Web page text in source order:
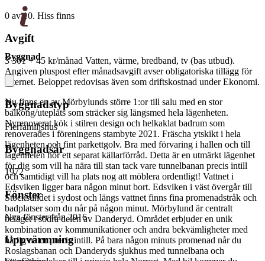
0 av 10. Hiss finns
Avgift
3 301 + 45 kr/månad Vatten, värme, bredband, tv (bas utbud).
Angiven pluspost efter månadsavgift avser obligatoriska tillägg för
Internet. Beloppet redovisas även som driftskostnad under Ekonomi.
Nu finns en av Mörbylunds större 1:or till salu med en stor
balkong/uteplats som sträcker sig längsmed hela lägenheten.
Nyrenoverat kök i stilren design och helkaklat badrum som
renoverades i föreningens stambyte 2021. Fräscha ytskikt i hela
lägenheten och fint parkettgolv. Bra med förvaring i hallen och till
lägenheten hör ett separat källarförråd. Detta är en utmärkt lägenhet
för dig som vill ha nära till stan tack vare tunnelbanan precis intill
och samtidigt vill ha plats nog att möblera ordentligt! Vattnet i
Edsviken ligger bara någon minut bort. Edsviken i väst övergår till
Stocksundet i sydost och längs vattnet finns fina promenadstråk och
badplatser som du når på någon minut. Mörbylund är centralt
beläget i södra delen av Danderyd. Området erbjuder en unik
kombination av kommunikationer och andra bekvämligheter med
härlig natur precis intill. På bara någon minuts promenad når du
Roslagsbanan och Danderyds sjukhus med tunnelbana och
Byggnad
Byggnadstyp
Flerfamiljshus
Byggnadsår
1972
Fönster
Nya fönster från 2016
Uppvärmning